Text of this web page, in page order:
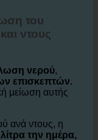
στις
του
ντους
νερού
επισκεπτών.
μείωση αυτής